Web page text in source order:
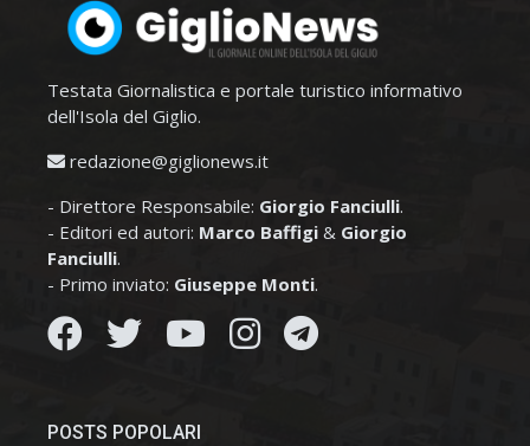
Testata Giornalistica e portale turistico informativo
dell'Isola del Giglio.
redazione@giglionews.it
- Direttore Responsabile: Giorgio Fanciulli.
- Editori ed autori: Marco Baffigi & Giorgio
Fanciulli.
- Primo inviato: Giuseppe Monti.
POSTS POPOLARI